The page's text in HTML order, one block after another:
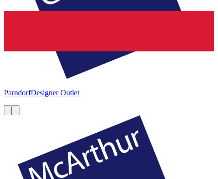
ParndorfDesigner Outlet